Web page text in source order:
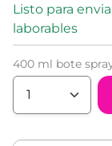
Listo para
laborables
400 ml bote